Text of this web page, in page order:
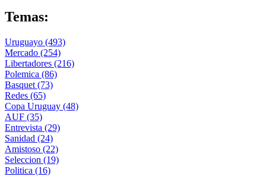
Temas:
Uruguayo (493)
Mercado (254)
Libertadores (216)
Polemica (86)
Basquet (73)
Redes (65)
Copa Uruguay (48)
AUF (35)
Entrevista (29)
Sanidad (24)
Amistoso (22)
Seleccion (19)
Politica (16)